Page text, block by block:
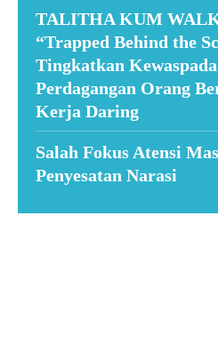
TALITHA KUM
“Trapped Behind the
Tingkatkan
Perdagangan Orang
Kerja Daring
Salah Fokus Atensi
Penyesatan Narasi